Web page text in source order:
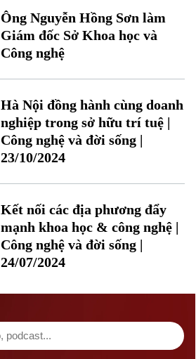
Ông Nguyễn Hồng Sơn làm
Giám đốc Sở Khoa học và
Công nghệ
Hà Nội đồng hành cùng doanh
nghiệp trong sở hữu trí tuệ |
Công nghệ và đời sống |
23/10/2024
Kết nối các địa phương đẩy
mạnh khoa học & công nghệ |
Công nghệ và đời sống |
24/07/2024